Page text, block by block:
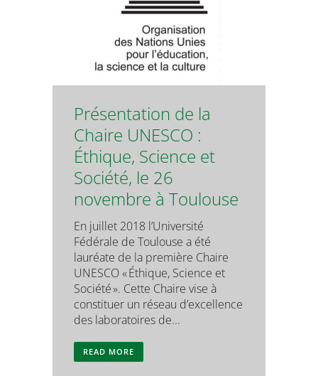
Présentation de la
Chaire UNESCO :
Éthique, Science et
Société, le 26
novembre à Toulouse
En juillet 2018 l’Université
Fédérale de Toulouse a été
lauréate de la première Chaire
UNESCO « Éthique, Science et
Société ». Cette Chaire vise à
constituer un réseau d’excellence
des laboratoires de...
READ MORE